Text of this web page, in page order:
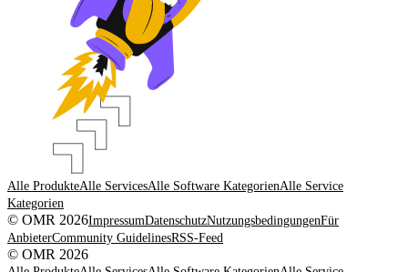
Alle ProdukteAlle ServicesAlle Software KategorienAlle Service
Kategorien
© OMR 2026ImpressumDatenschutzNutzungsbedingungenFür
AnbieterCommunity GuidelinesRSS-Feed
© OMR 2026